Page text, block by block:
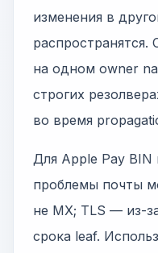
изменения в
распространятся.
на одном owner
строгих
во время
Для Apple Pay
проблемы почты
не MX; TLS — из-
срока leaf.